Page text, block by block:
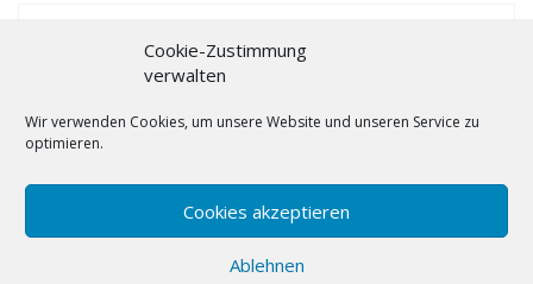
Cookie-Zustimmung
verwalten
Wir verwenden Cookies, um unsere Website und unseren Service zu
optimieren.
Cookies akzeptieren
Ablehnen
Gebärdensprache lernen mit Bücher!
Hörgeräte-Trockenbox